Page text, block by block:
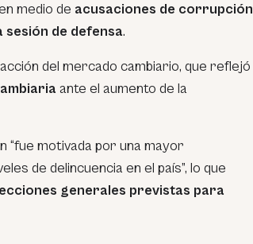
en medio de acusaciones de corrupción
sesión de defensa.
del mercado cambiario, que reflejó
ante el aumento de la
“fue motivada por una mayor
de delincuencia en el país”, lo que
generales previstas para